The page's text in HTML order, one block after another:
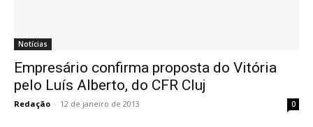
Notícias
Empresário confirma proposta do Vitória
pelo Luís Alberto, do CFR Cluj
Redação - 12 de janeiro de 2013 0